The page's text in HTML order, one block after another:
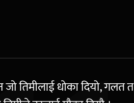
तिमीलाई धोका दियो, गलत त